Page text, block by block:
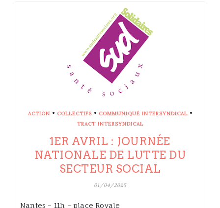
ACTION • COLLECTIFS• COMMUNIQUÉ INTERSYNDICAL•
TRACT INTERSYNDICAL
1ER AVRIL : JOURNÉE
NATIONALE DE LUTTE DU
SECTEUR SOCIAL
01/04/2025
Nantes – 11h – place Royale